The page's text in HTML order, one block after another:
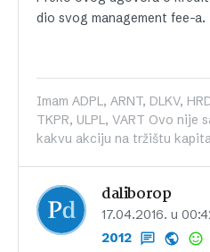
dio svog management fee-a.
Imam ADPL, ARNT, DLKV,
TKPR, ULPL, VART Ovo
kakvu akciju na tržištu
daliborop
17.04.2016. u
2012